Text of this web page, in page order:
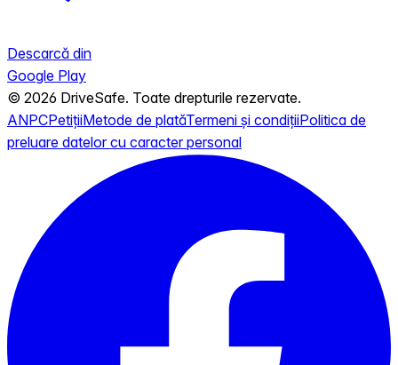
Descarcă din
Google Play
© 2026 DriveSafe. Toate drepturile rezervate.
ANPCPetițiiMetode de platăTermeni și condițiiPolitica de
preluare datelor cu caracter personal